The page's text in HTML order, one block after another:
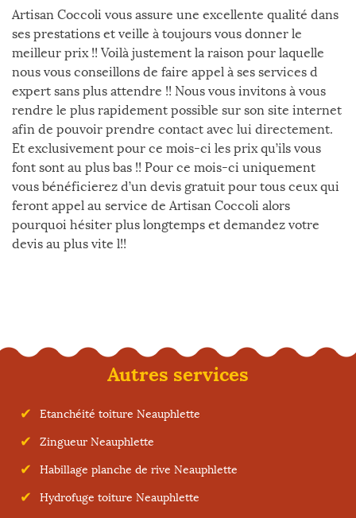
Artisan Coccoli vous assure une excellente qualité dans
ses prestations et veille à toujours vous donner le
meilleur prix !! Voilà justement la raison pour laquelle
nous vous conseillons de faire appel à ses services d
expert sans plus attendre !! Nous vous invitons à vous
rendre le plus rapidement possible sur son site internet
afin de pouvoir prendre contact avec lui directement.
Et exclusivement pour ce mois-ci les prix qu’ils vous
font sont au plus bas !! Pour ce mois-ci uniquement
vous bénéficierez d’un devis gratuit pour tous ceux qui
feront appel au service de Artisan Coccoli alors
pourquoi hésiter plus longtemps et demandez votre
devis au plus vite l!!
Autres services
Etanchéité toiture Neauphlette
Zingueur Neauphlette
Habillage planche de rive Neauphlette
Hydrofuge toiture Neauphlette